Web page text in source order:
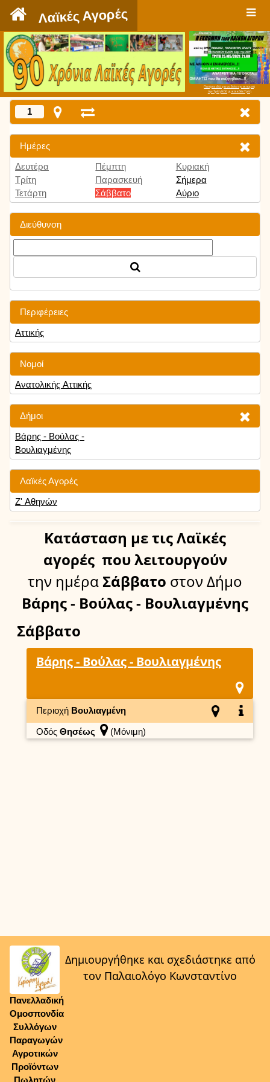
Λαϊκές Αγορές
Πατήστε εδώ για να δείτε την εκπομπή
την Τρίτη 9:00 μμ και κάθε Τρίτη
1
Ημέρες
Δευτέρα
Τρίτη
Τετάρτη
Πέμπτη
Παρασκευή
Σάββατο
Κυριακή
Σήμερα
Αύριο
Διεύθυνση
Περιφέρειες
Αττικής
Νομοί
Ανατολικής Αττικής
Δήμοι
Βάρης - Βούλας -
Βουλιαγμένης
Λαϊκές Αγορές
Ζ' Αθηνών
Κατάσταση με τις Λαϊκές
αγορές που λειτουργούν
την ημέραΣάββατο στον Δήμο
Βάρης - Βούλας - Βουλιαγμένης
Σάββατο
Βάρης - Βούλας - Βουλιαγμένης
Περιοχή Βουλιαγμένη
Οδός Θησέως (Μόνιμη)
Πανελλαδική
Ομοσπονδία
Συλλόγων
Παραγωγών
Αγροτικών
Προϊόντων
Πωλητών
Δημιουργήθηκε και σχεδιάστηκε από
τον Παλαιολόγο Κωνσταντίνο